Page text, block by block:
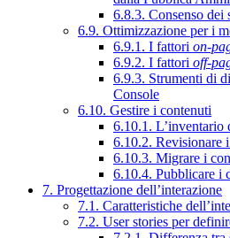
6.8.3. Consenso dei
6.9. Ottimizzazione per i
6.9.1. I fattori on-
6.9.2. I fattori off-
6.9.3. Strumenti di
Console
6.10. Gestire i contenuti
6.10.1. L’inventario
6.10.2. Revisionare
6.10.3. Migrare i
6.10.4. Pubblicare i
7. Progettazione dell’interazione
7.1. Caratteristiche
7.2. User stories per